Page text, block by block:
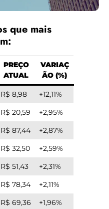
que mais
PREÇO
ATUAL
VARIAÇ
ÃO (%)
R$ 8,98
+12,11%
R$ 20,59
+2,95%
R$ 87,44
+2,87%
R$ 32,50
+2,59%
R$ 51,43
+2,31%
R$ 78,34
+2,11%
R$ 69,36
+1,96%